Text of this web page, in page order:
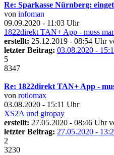
Re: Sparkasse Nürnberg:
von infoman
09.09.2020 - 11:03 Uhr
1822direkt TAN+ App - muss
erstellt: 25.12.2019 - 08:54 Uhr
letzter Beitrag: 03.08.2020 -
5
8347
Re: 1822direkt TAN+ App -
von rotlomax
03.08.2020 - 15:11 Uhr
XS2A und giropay
erstellt: 27.05.2020 - 08:46 Uhr
letzter Beitrag: 27.05.2020 -
2
3230